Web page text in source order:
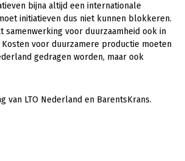
bijna altijd een internationale
initiatieven dus niet kunnen blokkeren.
samenwerking voor duurzaamheid ook in
voor duurzamere productie moeten
gedragen worden, maar ook
van LTO Nederland en BarentsKrans.